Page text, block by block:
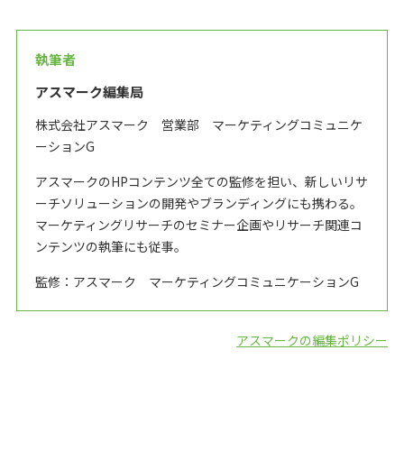
執筆者
アスマーク編集局
株式会社アスマーク 営業部 マーケティングコミュニケ
ーションG
アスマークのHPコンテンツ全ての監修を担い、新しいリサ
ーチソリューションの開発やブランディングにも携わる。
マーケティングリサーチのセミナー企画やリサーチ関連コ
ンテンツの執筆にも従事。
監修：アスマーク マーケティングコミュニケーションG
アスマークの編集ポリシー